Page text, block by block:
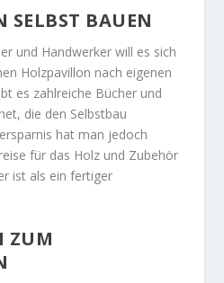
SELBST BAUEN
und Handwerker will es sich
Holzpavillon nach eigenen
es zahlreiche Bücher und
die den Selbstbau
hat man jedoch
für das Holz und Zubehör
ist als ein fertiger
ZUM